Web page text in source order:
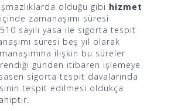
olduğu gibi hizmet
içinde zamanaşımı süresi
sayılı yasa ile sigorta tespit
süresi beş yıl olarak
ilişkin bu süreler
günden itibaren işlemeye
sigorta tespit davalarında
tespit edilmesi oldukça